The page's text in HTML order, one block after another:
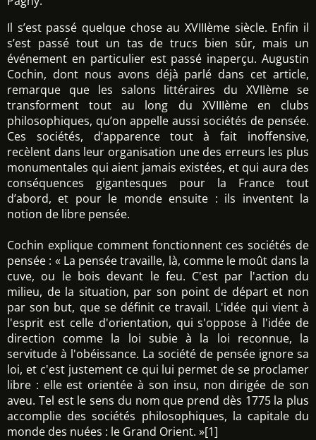
Il s’est passé quelque chose au XVIIIème siècle. Enfin il
s’est passé tout un tas de trucs bien sûr, mais un
événement en particulier est passé inaperçu. Augustin
Cochin, dont nous avons déjà parlé dans cet article,
remarque que les salons littéraires du XVIIème se
transforment tout au long du XVIIIème en clubs
philosophiques, qu’on appelle aussi sociétés de pensée.
Ces sociétés, d’apparence tout à fait inoffensive,
recèlent dans leur organisation une des erreurs les plus
monumentales qui aient jamais existées, et qui aura des
conséquences gigantesques pour la France tout
d’abord, et pour le monde ensuite : ils inventent la
notion de libre pensée.
Cochin explique comment fonctionnent ces sociétés de
pensée : « La pensée travaille, là, comme le moût dans la
cuve, ou le bois devant le feu. C'est par l'action du
milieu, de la situation, par son point de départ et non
par son but, que se définit ce travail. L'idée qui vient à
l'esprit est celle d'orientation, qui s'oppose à l'idée de
direction comme la loi subie à la loi reconnue, la
servitude à l'obéissance. La société de pensée ignore sa
loi, et c'est justement ce qui lui permet de se proclamer
libre : elle est orientée à son insu, non dirigée de son
aveu. Tel est le sens du nom que prend dès 1775 la plus
accomplie des sociétés philosophiques, la capitale du
monde des nuées : le Grand Orient. »[1]